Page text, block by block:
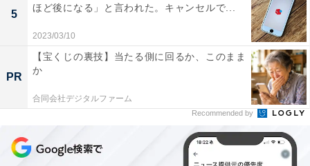
「構いません」を使える場面とは
5
ほど後になる」と言われた。キャンセルで...
2023/03/10
PR
【宝くじの裏技】当たる側に回るか、このまま
か
合同会社デジタルファーム
Recommended by